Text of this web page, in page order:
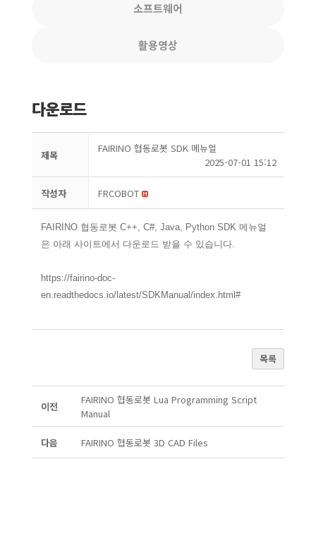
소프트웨어
활용영상
다운로드
제목
FAIRINO 협동로봇 SDK 메뉴얼
2025-07-01 15:12
작성자 FRCOBOT
FAIRINO 협동로봇 C++, C#, Java, Python SDK 메뉴얼
은 아래 사이트에서 다운로드 받을 수 있습니다.
https://fairino-doc-
en.readthedocs.io/latest/SDKManual/index.html#
목록
이전
FAIRINO 협동로봇 Lua Programming Script
Manual
다음 FAIRINO 협동로봇 3D CAD Files